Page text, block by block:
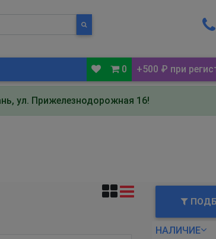
0 +500 ₽ при
ул. Прижелезнодорожная 16!
НАЛИЧИЕ